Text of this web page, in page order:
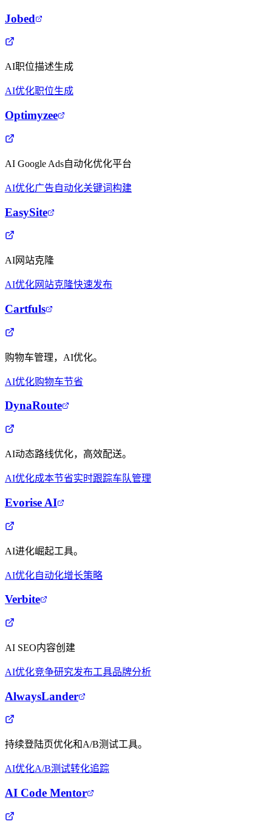
Jobed
AI职位描述生成
AI优化职位生成
Optimyzee
AI Google Ads自动化优化平台
AI优化广告自动化关键词构建
EasySite
AI网站克隆
AI优化网站克隆快速发布
Cartfuls
购物车管理，AI优化。
AI优化购物车节省
DynaRoute
AI动态路线优化，高效配送。
AI优化成本节省实时跟踪车队管理
Evorise AI
AI进化崛起工具。
AI优化自动化增长策略
Verbite
AI SEO内容创建
AI优化竞争研究发布工具品牌分析
AlwaysLander
持续登陆页优化和A/B测试工具。
AI优化A/B测试转化追踪
AI Code Mentor